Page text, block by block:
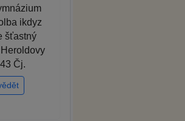
ikdyz
šťastný
Čj.